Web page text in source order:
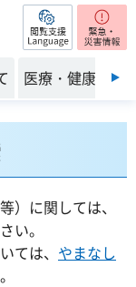
閲覧支援
医療・健康・福
）に関しては、
い。
ては、 やまなし